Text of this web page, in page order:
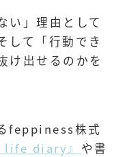
い」理由として
して「行動でき
け出せるのかを
feppiness株式
life diary』 や書